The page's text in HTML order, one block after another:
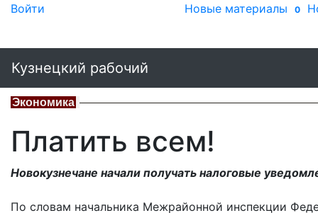
Войти Новые материалы 0
Кузнецкий рабочий
Экономика
Платить всем!
Новокузнечане начали получать налоговые
По словам начальника Межрайонной инспекции